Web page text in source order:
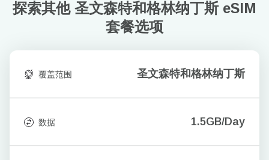
探索其他 圣文森特和格林纳丁斯 eSIM
套餐选项
覆盖范围 圣文森特和格林纳丁斯
数据 1.5GB/Day